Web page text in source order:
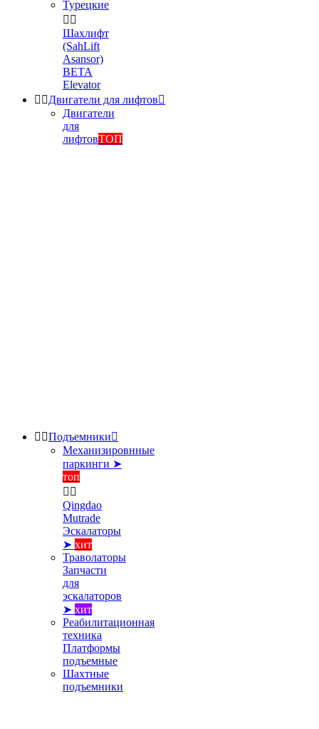
Турецкие
 
Шахлифт
(SahLift
Asansor)
BETA
Elevator
 Двигатели для лифтов
Двигатели
для
лифтовТОП
 Подъемники
Механизировнные
паркинги ➤
топ
 
Qingdao
Mutrade
Эскалаторы
➤ хит
Траволаторы
Запчасти
для
эскалаторов
➤ хит
Реабилитационная
техника
Платформы
подъемные
Шахтные
подъемники